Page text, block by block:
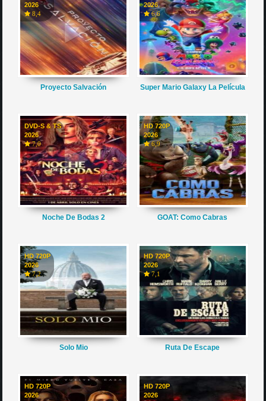
2026
8,4
Proyecto Salvación
2026
6,6
Super Mario Galaxy La Película
DVD-S & TS
2026
7,0
Noche De Bodas 2
HD 720P
2026
6,9
GOAT: Como Cabras
HD 720P
2026
7,2
Solo Mio
HD 720P
2026
7,1
Ruta De Escape
HD 720P
2026
HD 720P
2026